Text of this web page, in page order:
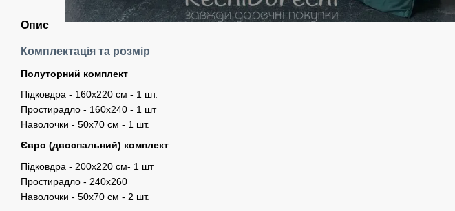
Опис
Комплектація та розмір
Полуторний комплект
Підковдра - 160х220 см - 1 шт.
Простирадло - 160х240 - 1 шт
Наволочки - 50х70 см - 1 шт.
Євро (двоспальний) комплект
Підковдра - 200х220 см- 1 шт
Простирадло - 240х260
Наволочки - 50х70 см - 2 шт.